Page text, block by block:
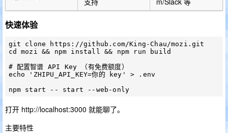
快速体验
git clone https://github.com/King-Chau/mozi.git
cd mozi && npm install && npm run build
# 配置智谱 API Key （有免费额度）
echo 'ZHIPU_API_KEY=你的 key' > .env
打开 http://localhost:3000 就能聊了。
主要特性